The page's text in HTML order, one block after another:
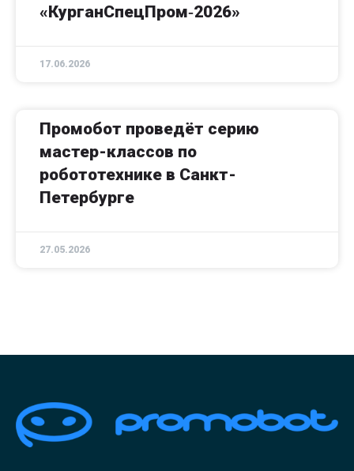
«КурганСпецПром‑2026»
17.06.2026
Промобот проведёт серию
мастер-классов по
робототехнике в Санкт-
Петербурге
27.05.2026